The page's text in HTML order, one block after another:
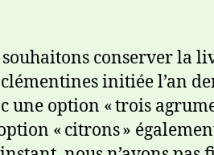
conserver la
initiée l’an
une option « trois
« citrons »